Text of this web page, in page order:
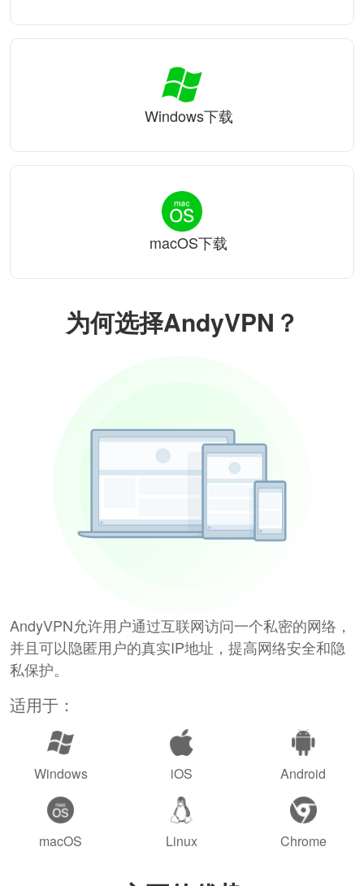
为何选择AndyVPN？
AndyVPN允许用户通过互联网访问一个私密的网络，
并且可以隐匿用户的真实IP地址，提高网络安全和隐
私保护。
适用于：
Windows iOS Android
macOS Linux Chrome
Windows下载
macOS下载